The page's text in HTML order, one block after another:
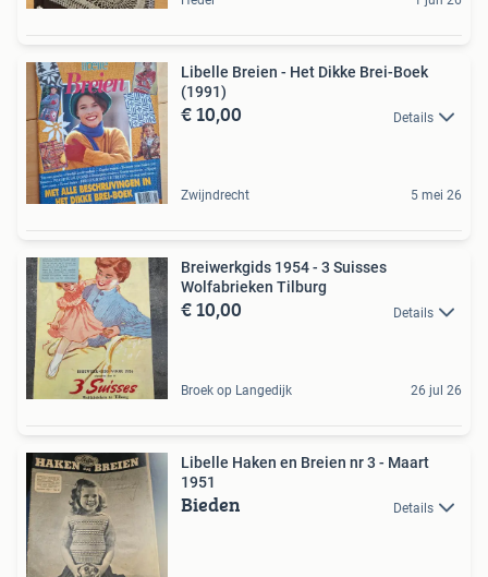
Libelle Breien - Het Dikke Brei-Boek
(1991)
€ 10,00 Details
Zwijndrecht 5 mei 26
Breiwerkgids 1954 - 3 Suisses
Wolfabrieken Tilburg
€ 10,00 Details
Broek op Langedijk 26 jul 26
Libelle Haken en Breien nr 3 - Maart
1951
Bieden Details